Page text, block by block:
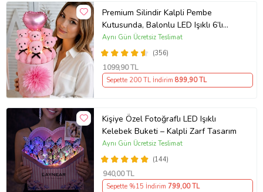
hediye seçeneği sunar. Mesleği temsil eden bu tür tasarımlar hem
çalışma ortamını güzelleştirir hem de sağlık çalışanlarının
emeklerini hatırlatan kalıcı bir hatıra oluşturur.
Ürün Kodu:kc479209
Premium Silindir Kalpli Pembe
Kutusunda, Balonlu LED Işıklı 6’lı
Pembe Ayıcık Buketi Arkadaşa
Sevgiliye Hediye
(356)
Aynı Gün Ücretsiz Teslimat
1099,90 TL
Sepette 200 TL İndirim 899,90 TL
Kişiye Özel Fotoğraflı LED Işıklı
Kelebek Buketi – Kalpli Zarf Tasarım
(144)
Aynı Gün Ücretsiz Teslimat
940,00 TL
Sepette %15 İndirim 799,00 TL